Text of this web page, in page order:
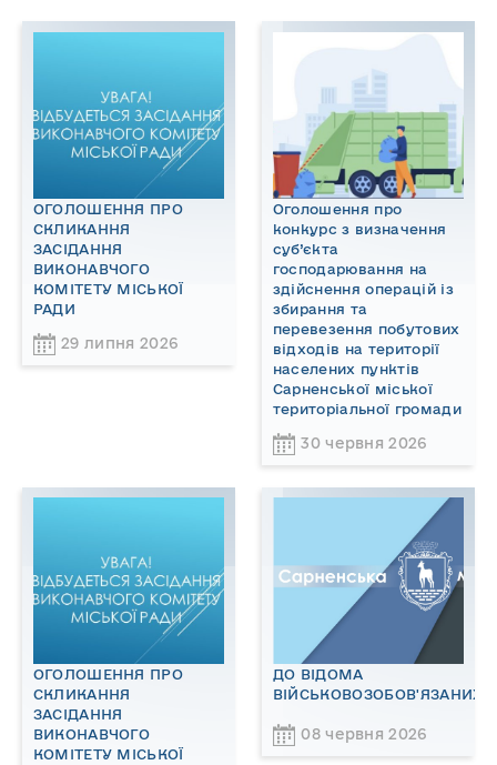
ОГОЛОШЕННЯ ПРО
СКЛИКАННЯ
ЗАСІДАННЯ
ВИКОНАВЧОГО
КОМІТЕТУ МІСЬКОЇ
РАДИ
29 липня 2026
Оголошення про
конкурс з визначення
суб’єкта
господарювання на
здійснення операцій із
збирання та
перевезення побутових
відходів на території
населених пунктів
Сарненської міської
територіальної громади
30 червня 2026
ОГОЛОШЕННЯ ПРО
СКЛИКАННЯ
ЗАСІДАННЯ
ВИКОНАВЧОГО
КОМІТЕТУ МІСЬКОЇ
ДО ВІДОМА
ВІЙСЬКОВОЗОБОВ'ЯЗАНИХ!
08 червня 2026